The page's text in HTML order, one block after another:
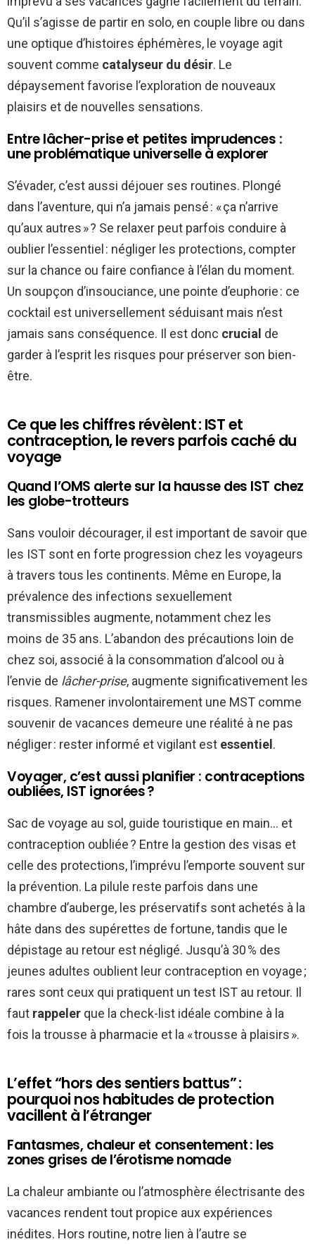
Qu’il s’agisse de partir en solo, en couple libre ou dans
une optique d’histoires éphémères, le voyage agit
souvent comme catalyseur du désir. Le
dépaysement favorise l’exploration de nouveaux
plaisirs et de nouvelles sensations.
Entre lâcher-prise et petites imprudences :
une problématique universelle à explorer
S’évader, c’est aussi déjouer ses routines. Plongé
dans l’aventure, qui n’a jamais pensé : « ça n’arrive
qu’aux autres » ? Se relaxer peut parfois conduire à
oublier l’essentiel : négliger les protections, compter
sur la chance ou faire confiance à l’élan du moment.
Un soupçon d’insouciance, une pointe d’euphorie : ce
cocktail est universellement séduisant mais n’est
jamais sans conséquence. Il est donc crucial de
garder à l’esprit les risques pour préserver son bien-
être.
Ce que les chiffres révèlent : IST et
contraception, le revers parfois caché du
voyage
Quand l’OMS alerte sur la hausse des IST chez
les globe-trotteurs
Sans vouloir décourager, il est important de savoir que
les IST sont en forte progression chez les voyageurs
à travers tous les continents. Même en Europe, la
prévalence des infections sexuellement
transmissibles augmente, notamment chez les
moins de 35 ans. L’abandon des précautions loin de
chez soi, associé à la consommation d’alcool ou à
l’envie de lâcher-prise, augmente significativement les
risques. Ramener involontairement une MST comme
souvenir de vacances demeure une réalité à ne pas
négliger : rester informé et vigilant est essentiel .
Voyager, c’est aussi planifier : contraceptions
oubliées, IST ignorées ?
Sac de voyage au sol, guide touristique en main… et
contraception oubliée ? Entre la gestion des visas et
celle des protections, l’imprévu l’emporte souvent sur
la prévention. La pilule reste parfois dans une
chambre d’auberge, les préservatifs sont achetés à la
hâte dans des supérettes de fortune, tandis que le
dépistage au retour est négligé. Jusqu’à 30 % des
jeunes adultes oublient leur contraception en voyage ;
rares sont ceux qui pratiquent un test IST au retour. Il
faut rappeler que la check-list idéale combine à la
fois la trousse à pharmacie et la « trousse à plaisirs ».
L’effet “hors des sentiers battus” :
pourquoi nos habitudes de protection
vacillent à l’étranger
Fantasmes, chaleur et consentement : les
zones grises de l’érotisme nomade
La chaleur ambiante ou l’atmosphère électrisante des
vacances rendent tout propice aux expériences
inédites. Hors routine, notre lien à l’autre se